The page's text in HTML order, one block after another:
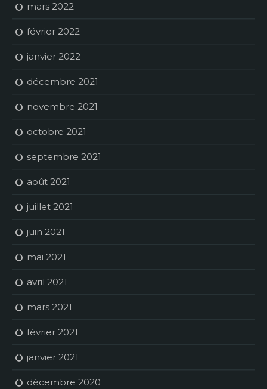
mars 2022
février 2022
janvier 2022
décembre 2021
novembre 2021
octobre 2021
septembre 2021
août 2021
juillet 2021
juin 2021
mai 2021
avril 2021
mars 2021
février 2021
janvier 2021
décembre 2020